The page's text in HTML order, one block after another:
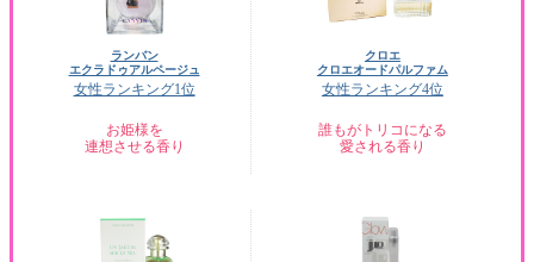
ランバン
エクラドゥアルページュ
女性ランキング1位
お姫様を
連想させる香り
クロエ
クロエオードパルファム
女性ランキング4位
誰もがトリコになる
愛される香り